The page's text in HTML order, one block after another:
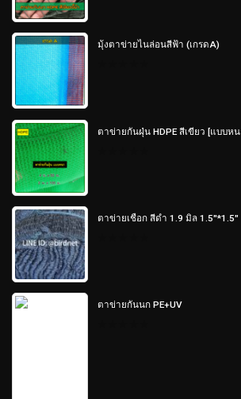
มุ้งตาข่ายไนล่อนสีฟ้า (เกรดA)
ตาข่ายกันฝุ่น HDPE สีเขียว [แบบหน
ตาข่ายเชือก สีดำ 1.9 มิล 1.5"*1.5"
ตาข่ายกันนก PE+UV